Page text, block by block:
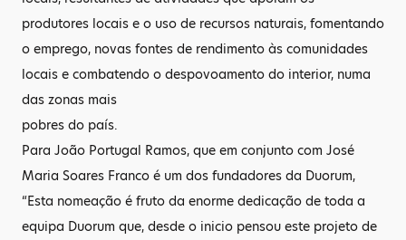
produtores locais e o uso de recursos naturais, fomentando
o emprego, novas fontes de rendimento às comunidades
locais e combatendo o despovoamento do interior, numa
das zonas mais
pobres do país.
Para João Portugal Ramos, que em conjunto com José
Maria Soares Franco é um dos fundadores da Duorum,
“Esta nomeação é fruto da enorme dedicação de toda a
equipa Duorum que, desde o inicio pensou este projeto de